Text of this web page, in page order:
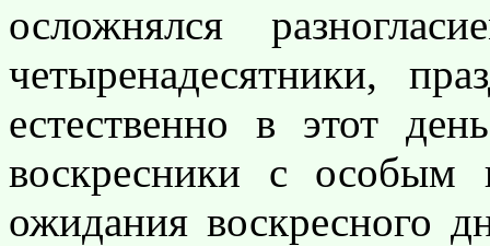
осложнялся
четыренадесятники,
естественно в этот
воскресники с особым
ожидания воскресного